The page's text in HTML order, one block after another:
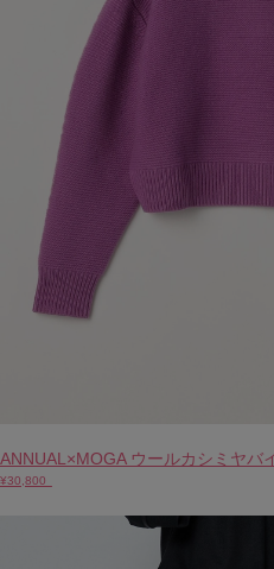
ANNUAL×MOGA ウールカシミヤバ
¥30,800